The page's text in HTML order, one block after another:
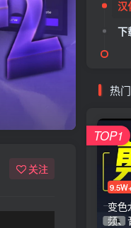
关注
汉
下
热门
变色
频、
TOP1